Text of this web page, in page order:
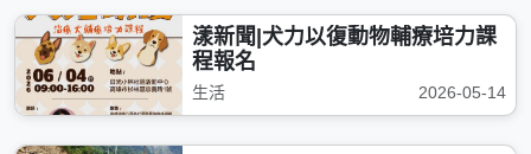
漾新聞|犬力以復動物輔療培力課
程報名
生活 2026-05-14